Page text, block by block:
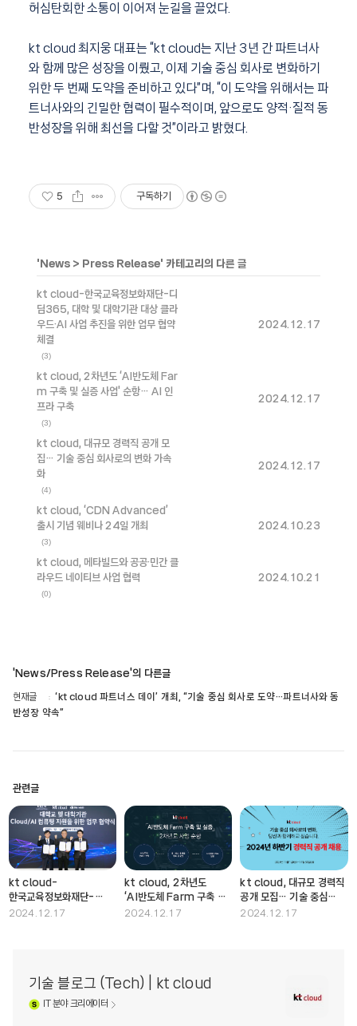
허심탄회한 소통이 이어져 눈길을 끌었다.
kt cloud 최지웅 대표는 “kt cloud는 지난 3년 간 파트너사
와 함께 많은 성장을 이뤘고, 이제 기술 중심 회사로 변화하기
위한 두 번째 도약을 준비하고 있다”며, “이 도약을 위해서는 파
트너사와의 긴밀한 협력이 필수적이며, 앞으로도 양적·질적 동
반성장을 위해 최선을 다할 것”이라고 밝혔다.
5 구독하기
' News > Press Release' 카테고리의 다른 글
kt cloud-한국교육정보화재단-디
딤365, 대학 및 대학기관 대상 클라
우드·AI 사업 추진을 위한 업무 협약
체결
(3)
2024.12.17
kt cloud, 2차년도 ‘AI반도체 Far
m 구축 및 실증 사업' 순항… AI 인
프라 구축
(3)
2024.12.17
kt cloud, 대규모 경력직 공개 모
집… 기술 중심 회사로의 변화 가속
화
(4)
2024.12.17
kt cloud, ‘CDN Advanced’
출시 기념 웨비나 24일 개최
(3)
2024.10.23
kt cloud, 메타빌드와 공공·민간 클
라우드 네이티브 사업 협력
(0)
2024.10.21
'News/Press Release'의 다른글
현재글
‘kt cloud 파트너스 데이’ 개최, “기술 중심 회사로 도약…파트너사와 동
반성장 약속”
관련글
kt cloud-
한국교육정보화재단-
디딤365, 대학 및
2024.12.17
kt cloud, 2차년도
‘AI반도체 Farm 구축 및
실증 사업' 순항… AI
2024.12.17
kt cloud, 대규모 경력직
공개 모집… 기술 중심
회사로의 변화 가속화
2024.12.17
기술 블로그 (Tech) | kt cloud
IT분야 크리에이터